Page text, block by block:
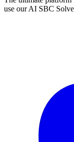
use our AI SBC